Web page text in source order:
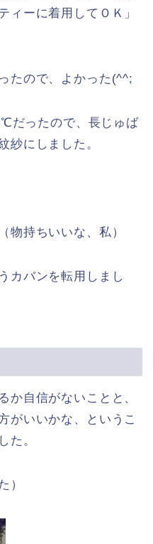
ィーに着用してＯＫ」
たので、よかった(^^;
だったので、長じゅば
紗にしました。
物持ちいいな、私）
カバンを転用しまし
か自信がないことと、
がいいかな、というこ
た。
）